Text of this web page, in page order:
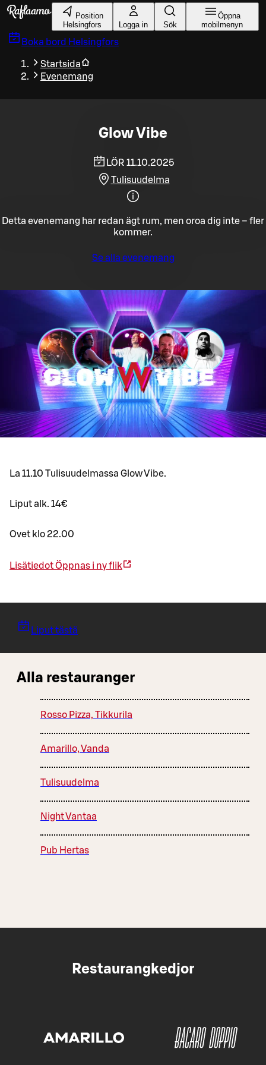
Gå till huvudinnehållet
Position
Helsingfors
Logga in Sök
Öppna
mobilmenyn
Boka bord Helsingfors
Startsida
Evenemang
Glow Vibe
LÖR 11.10.2025
Tulisuudelma
Detta evenemang har redan ägt rum, men oroa dig inte – fler
kommer.
Se alla evenemang
La 11.10 Tulisuudelmassa Glow Vibe.
Liput alk. 14€
Ovet klo 22.00
LisätiedotÖppnas i ny flik
Liput tästä
Alla restauranger
Rosso Pizza, Tikkurila
Amarillo, Vanda
Tulisuudelma
Night Vantaa
Pub Hertas
Restaurangkedjor